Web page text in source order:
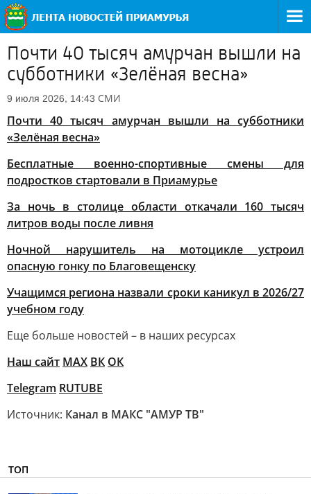
Почти 40 тысяч амурчан вышли на
субботники «Зелёная весна»
9 июля 2026, 14:43 СМИ
Почти 40 тысяч амурчан вышли на субботники
«Зелёная весна»
Бесплатные военно-спортивные смены для
подростков стартовали в Приамурье
За ночь в столице области откачали 160 тысяч
литров воды после ливня
Ночной нарушитель на мотоцикле устроил
опасную гонку по Благовещенску
Учащимся региона назвали сроки каникул в 2026/27
учебном году
Еще больше новостей – в наших ресурсах
Наш сайт МАХ ВК ОК
Telegram RUTUBE
Источник: Канал в МАКС "АМУР ТВ"
ТОП